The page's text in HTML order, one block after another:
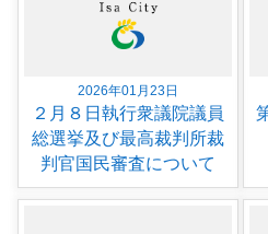
2026年01月23日
２月８日執行衆議院議員
総選挙及び最高裁判所裁
判官国民審査について